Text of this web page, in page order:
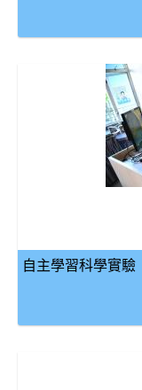
自主學習科學實驗